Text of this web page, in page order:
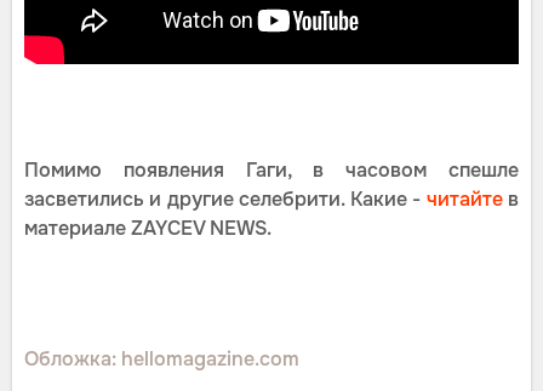
Помимо появления Гаги, в часовом спешле
засветились и другие селебрити. Какие - читайтев
материале ZAYCEV NEWS.
Обложка: hellomagazine.com